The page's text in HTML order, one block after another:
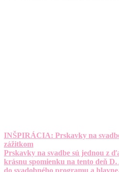
INŠPIRÁCIA: Prskavky na
zážitkom
Prskavky na svadbe sú jednou z
krásnu spomienku na tento deň
do svadobného programu a